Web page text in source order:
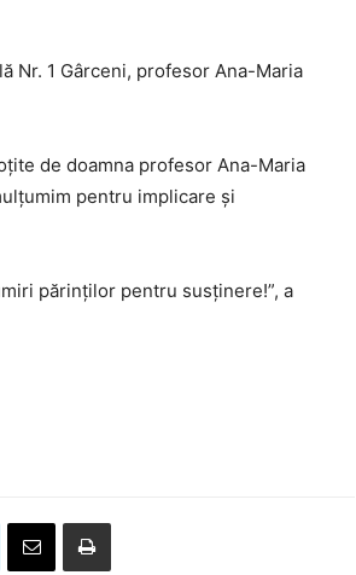
Nr. 1 Gârceni, profesor Ana-Maria
de doamna profesor Ana-Maria
pentru implicare și
părinților pentru susținere!”, a